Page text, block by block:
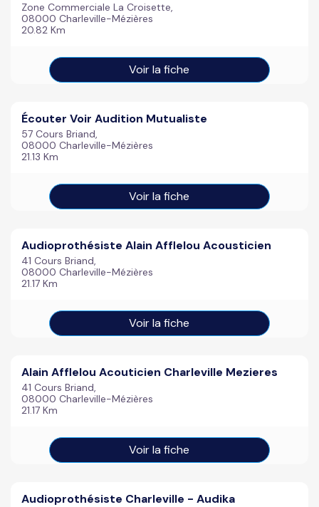
Zone Commerciale La Croisette,
08000 Charleville-Mézières
20.82 Km
Voir la fiche
Écouter Voir Audition Mutualiste
57 Cours Briand,
08000 Charleville-Mézières
21.13 Km
Voir la fiche
Audioprothésiste Alain Afflelou Acousticien
41 Cours Briand,
08000 Charleville-Mézières
21.17 Km
Voir la fiche
Alain Afflelou Acouticien Charleville Mezieres
41 Cours Briand,
08000 Charleville-Mézières
21.17 Km
Voir la fiche
Audioprothésiste Charleville - Audika